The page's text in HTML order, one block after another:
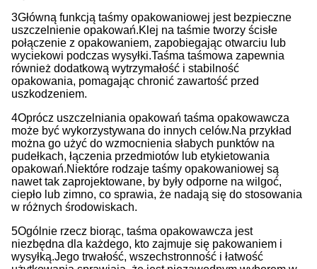
3Główną funkcją taśmy opakowaniowej jest bezpieczne
uszczelnienie opakowań.Klej na taśmie tworzy ścisłe
połączenie z opakowaniem, zapobiegając otwarciu lub
wyciekowi podczas wysyłki.Taśma taśmowa zapewnia
również dodatkową wytrzymałość i stabilność
opakowania, pomagając chronić zawartość przed
uszkodzeniem.
4Oprócz uszczelniania opakowań taśma opakowawcza
może być wykorzystywana do innych celów.Na przykład
można go użyć do wzmocnienia słabych punktów na
pudełkach, łączenia przedmiotów lub etykietowania
opakowań.Niektóre rodzaje taśmy opakowaniowej są
nawet tak zaprojektowane, by były odporne na wilgoć,
ciepło lub zimno, co sprawia, że nadają się do stosowania
w różnych środowiskach.
5Ogólnie rzecz biorąc, taśma opakowawcza jest
niezbędna dla każdego, kto zajmuje się pakowaniem i
wysyłką.Jego trwałość, wszechstronność i łatwość